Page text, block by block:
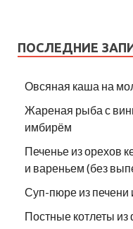
ПОСЛЕДНИЕ
Овсяная каша на
Жареная рыба с
имбирём
Печенье из орехов
и вареньем (без
Суп-пюре из
Постные котлеты из